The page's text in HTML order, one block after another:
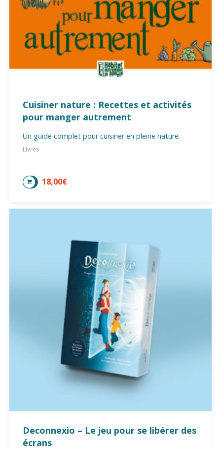
Cuisiner nature : Recettes et activités
pour manger autrement
Un guide complet pour cuisiner en pleine nature.
Livres
18,00€
AJOUTER AU PANIER
Deconnexio – Le jeu pour se libérer des
écrans